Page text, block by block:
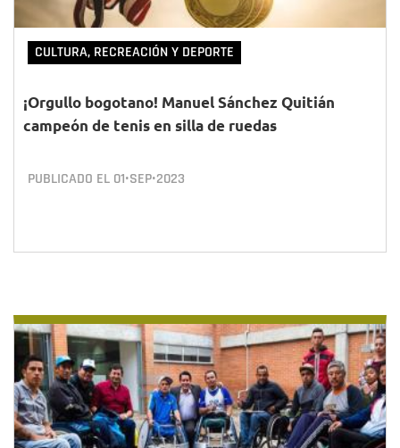
CULTURA, RECREACIÓN Y DEPORTE
¡Orgullo bogotano! Manuel Sánchez Quitián
campeón de tenis en silla de ruedas
PUBLICADO EL 01•SEP•2023